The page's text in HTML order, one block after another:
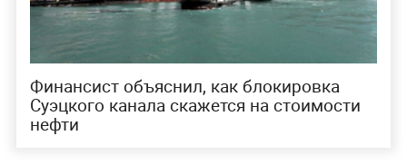
Финансист объяснил, как блокировка
Суэцкого канала скажется на стоимости
нефти